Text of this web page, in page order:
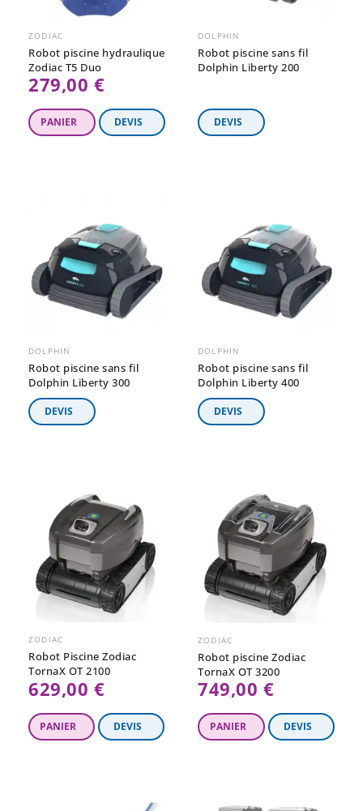
ZODIAC
Robot piscine hydraulique
Zodiac T5 Duo
279,00 €
DOLPHIN
Robot piscine sans fil
Dolphin Liberty 200
DOLPHIN
Robot piscine sans fil
Dolphin Liberty 300
DOLPHIN
Robot piscine sans fil
Dolphin Liberty 400
ZODIAC
Robot Piscine Zodiac
TornaX OT 2100
629,00 €
ZODIAC
Robot piscine Zodiac
TornaX OT 3200
749,00 €